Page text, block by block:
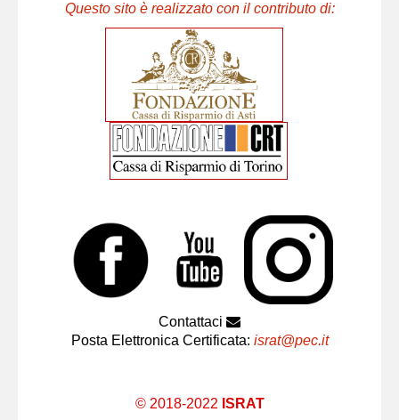
Questo sito è realizzato con il contributo di:
Contattaci
Posta Elettronica Certificata: israt@pec.it
© 2018-2022 ISRAT